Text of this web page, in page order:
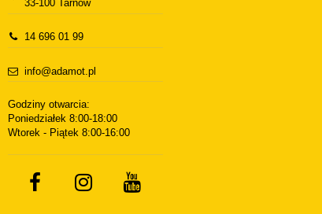
33-100 Tarnów
14 696 01 99
info@adamot.pl
Godziny otwarcia:
Poniedziałek 8:00-18:00
Wtorek - Piątek 8:00-16:00